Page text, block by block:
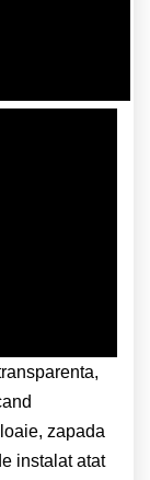
zapada
instalat atat